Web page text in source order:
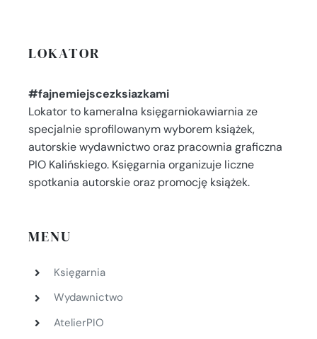
LOKATOR
#fajnemiejscezksiazkami
Lokator to kameralna księgarniokawiarnia ze
specjalnie sprofilowanym wyborem książek,
autorskie wydawnictwo oraz pracownia graficzna
PIO Kalińskiego. Księgarnia organizuje liczne
spotkania autorskie oraz promocję książek.
MENU
Księgarnia
Wydawnictwo
AtelierPIO